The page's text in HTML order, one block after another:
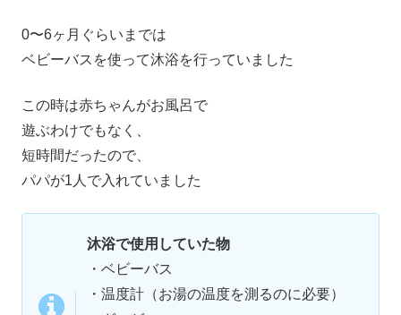
0〜6ヶ月ぐらいまでは
ベビーバスを使って沐浴を行っていました
この時は赤ちゃんがお風呂で
遊ぶわけでもなく、
短時間だったので、
パパが1人で入れていました
沐浴で使用していた物
・ベビーバス
・温度計（お湯の温度を測るのに必要）